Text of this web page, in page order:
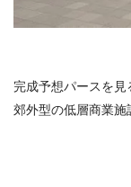
完成予想パースを見
郊外型の低層商業施